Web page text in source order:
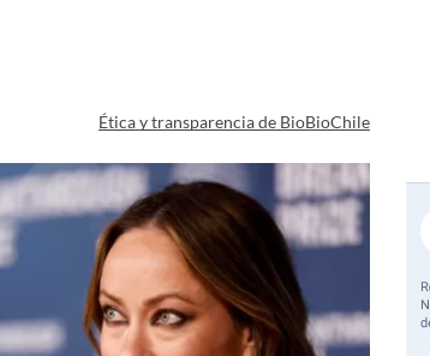
Ética y transparencia de BioBioChile